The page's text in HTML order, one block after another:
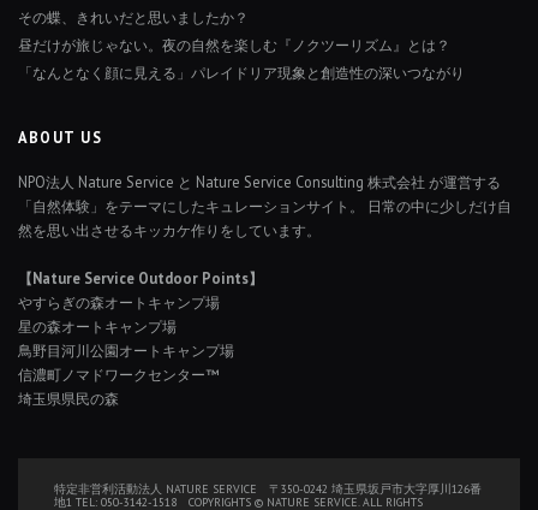
その蝶、きれいだと思いましたか？
昼だけが旅じゃない。夜の自然を楽しむ『ノクツーリズム』とは？
「なんとなく顔に見える」パレイドリア現象と創造性の深いつながり
ABOUT US
NPO法人 Nature Service と Nature Service Consulting 株式会社 が運営する
「自然体験」をテーマにしたキュレーションサイト。 日常の中に少しだけ自
然を思い出させるキッカケ作りをしています。
【Nature Service Outdoor Points】
やすらぎの森オートキャンプ場
星の森オートキャンプ場
鳥野目河川公園オートキャンプ場
信濃町ノマドワークセンター™
埼玉県県民の森
特定非営利活動法人 NATURE SERVICE 〒350-0242 埼玉県坂戸市大字厚川126番
地1 TEL: 050-3142-1518 COPYRIGHTS © NATURE SERVICE. ALL RIGHTS